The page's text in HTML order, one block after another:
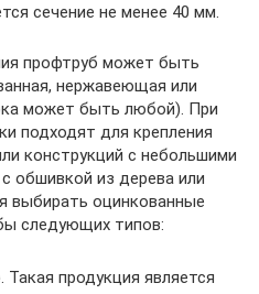
сечение не менее 40 мм.
профтруб может быть
нержавеющая или
может быть любой). При
подходят для крепления
конструкций с небольшими
обшивкой из дерева или
выбирать оцинкованные
следующих типов:
. Такая продукция является